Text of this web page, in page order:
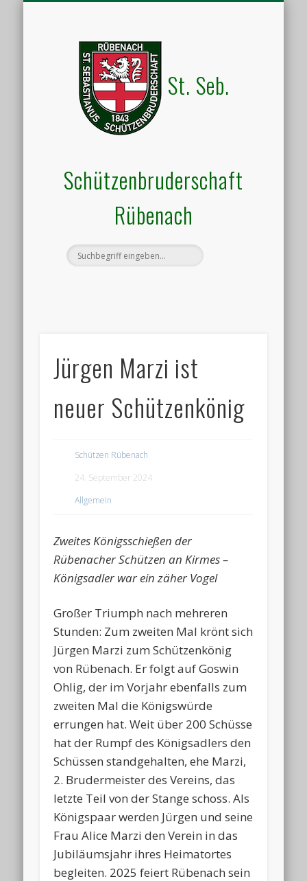
St. Seb.
Schützenbruderschaft
Rübenach
Jürgen Marzi ist
neuer Schützenkönig
Schützen Rübenach
24. September 2024
Allgemein
Zweites Königsschießen der
Rübenacher Schützen an Kirmes –
Königsadler war ein zäher Vogel
Großer Triumph nach mehreren
Stunden: Zum zweiten Mal krönt sich
Jürgen Marzi zum Schützenkönig
von Rübenach. Er folgt auf Goswin
Ohlig, der im Vorjahr ebenfalls zum
zweiten Mal die Königswürde
errungen hat. Weit über 200 Schüsse
hat der Rumpf des Königsadlers den
Schüssen standgehalten, ehe Marzi,
2. Brudermeister des Vereins, das
letzte Teil von der Stange schoss. Als
Königspaar werden Jürgen und seine
Frau Alice Marzi den Verein in das
Jubiläumsjahr ihres Heimatortes
begleiten. 2025 feiert Rübenach sein